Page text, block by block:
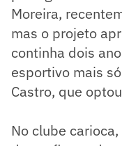
Moreira,
mas o projeto
continha dois
esportivo mais
Castro, que
No clube